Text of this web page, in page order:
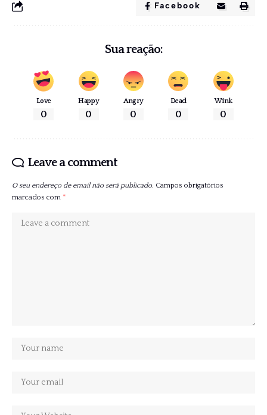
Facebook
Sua reação:
Love
0
Happy
0
Angry
0
Dead
0
Wink
0
Leave a comment
O seu endereço de email não será publicado. Campos obrigatórios
marcados com *